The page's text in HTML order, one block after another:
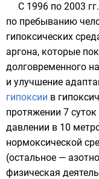
С 1996 по 2003 гг.
по пребыванию
гипоксических
аргона, которые
долговременного
и улучшение
гипоксии в
протяжении 7
давлении в 10
нормоксической
(остальное —
физическая